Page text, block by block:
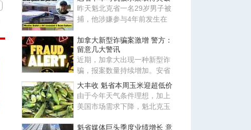
昨天魁北克省一名29岁男子被
捕，他涉嫌参与4年前发生在
杀
加拿大新型诈骗案激增 警方：
留意几大警讯
近期，加拿大出现一种新型诈
骗，报案数量持续增加。安省
警局（OPP）及加拿大反诈骗
中
大丰收 魁省本周玉米迎超低价
由于今年天气条件理想，加上
美国市场需求下降，魁北克玉
异
魁省媒体巨头季度业绩增长 意